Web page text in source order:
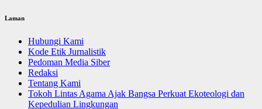
Laman
Hubungi Kami
Kode Etik Jurnalistik
Pedoman Media Siber
Redaksi
Tentang Kami
Tokoh Lintas Agama Ajak Bangsa Perkuat Ekoteologi dan
Kepedulian Lingkungan